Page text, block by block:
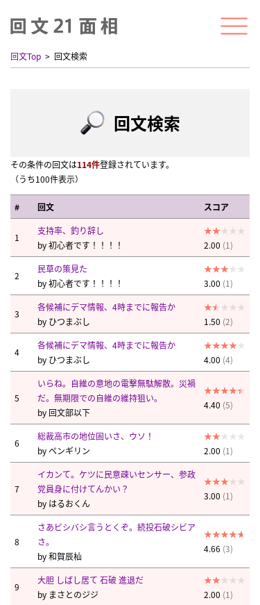
回文Top 回文検索
回文検索
その条件の回文は114件登録されています。
（うち100件表示）
# 回文 スコア
1
支持率、釣り辞し
by初心者です！！！！ 2.00 (1)
2
民草の策見た
by初心者です！！！！ 3.00 (1)
3
各候補にデマ情報、4時までに報告か
by ひつまぶし 1.50 (2)
4
各候補にデマ情報、4時までに報告か
by ひつまぶし 4.00 (4)
5
いらね。自維の意地の電撃無駄解散。災禍
だ。無期限での自維の維持狙い。
by 回文部以下
4.40 (5)
6
総裁高市の地位固いさ、ウソ！
byペンギリン 2.00 (1)
7
イカンて。ケツに民意疎いセンサー、参政
党員身に付けてんかい？
by はるおくん
3.00 (1)
8
さあビシバシ言うとくぞ。続投石破シビア
さ。
by和賀辰杣
4.66 (3)
9
大胆 しばし居て 石破 進退だ
by まさとのジジ 2.00 (1)